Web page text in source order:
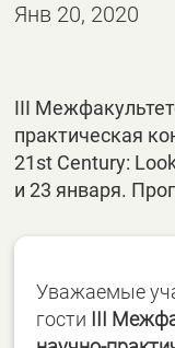
Янв 20, 2020
III
практическая
21st Сentury:
и 23 января.
Уважаемые
гости III